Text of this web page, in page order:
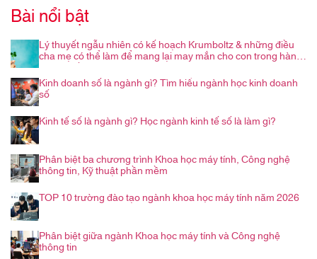
Bài nổi bật
Lý thuyết ngẫu nhiên có kế hoạch Krumboltz & những điều
cha mẹ có thể làm để mang lại may mắn cho con trong hành
trình nghề nghiệp
Kinh doanh số là ngành gì? Tìm hiểu ngành học kinh doanh
số
Kinh tế số là ngành gì? Học ngành kinh tế số là làm gì?
Phân biệt ba chương trình Khoa học máy tính, Công nghệ
thông tin, Kỹ thuật phần mềm
TOP 10 trường đào tạo ngành khoa học máy tính năm 2026
Phân biệt giữa ngành Khoa học máy tính và Công nghệ
thông tin